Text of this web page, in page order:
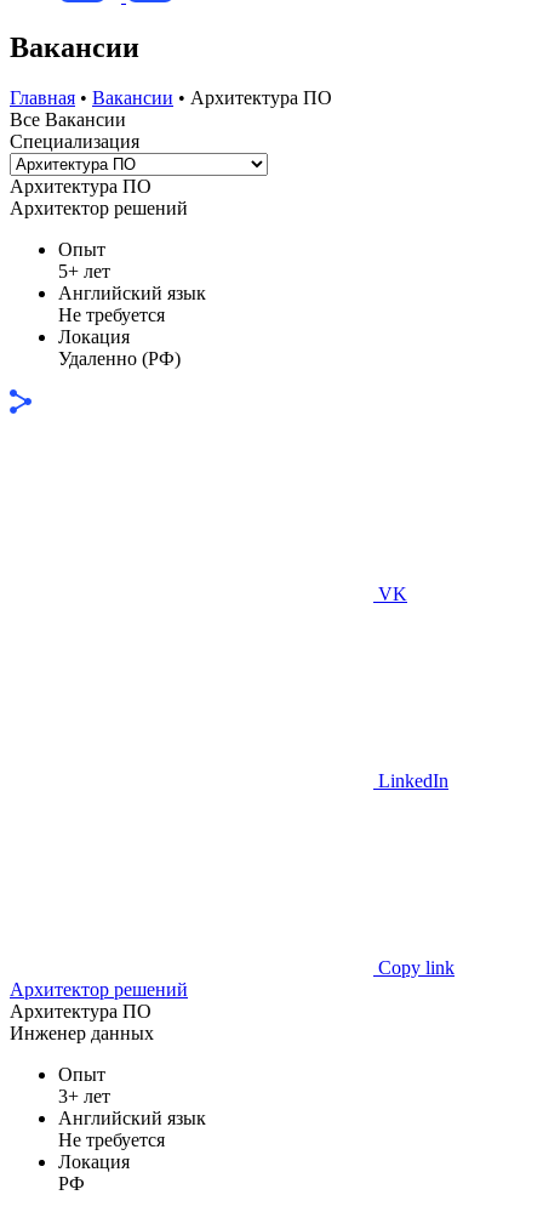
Вакансии
Главная • Вакансии • Архитектура ПО
Все Вакансии
Специализация
Архитектура ПО
Архитектор решений
Опыт
5+ лет
Английский язык
Не требуется
Локация
Удаленно (РФ)
VK
LinkedIn
Copy link
Архитектор решений
Архитектура ПО
Инженер данных
Опыт
3+ лет
Английский язык
Не требуется
Локация
РФ